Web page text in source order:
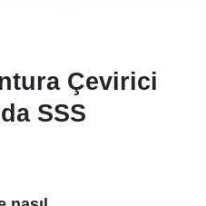
Çevirici
SSS